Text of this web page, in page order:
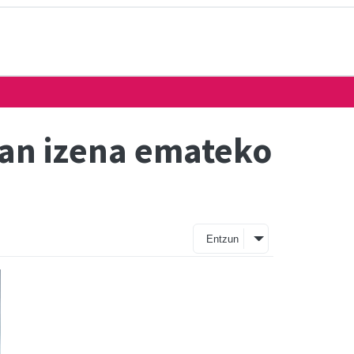
izena emateko
Entzun